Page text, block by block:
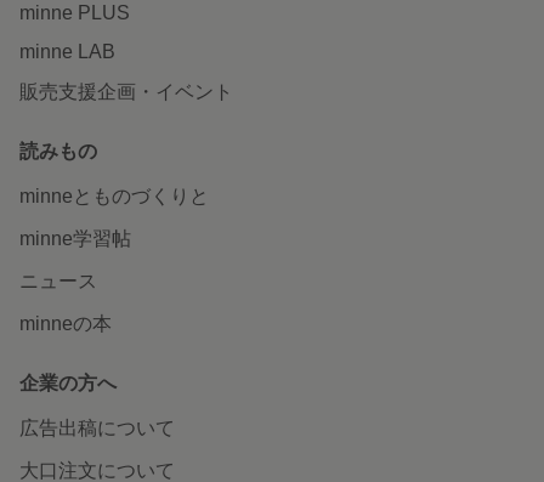
minne PLUS
minne LAB
販売支援企画・イベント
読みもの
minneとものづくりと
minne学習帖
ニュース
minneの本
企業の方へ
広告出稿について
大口注文について